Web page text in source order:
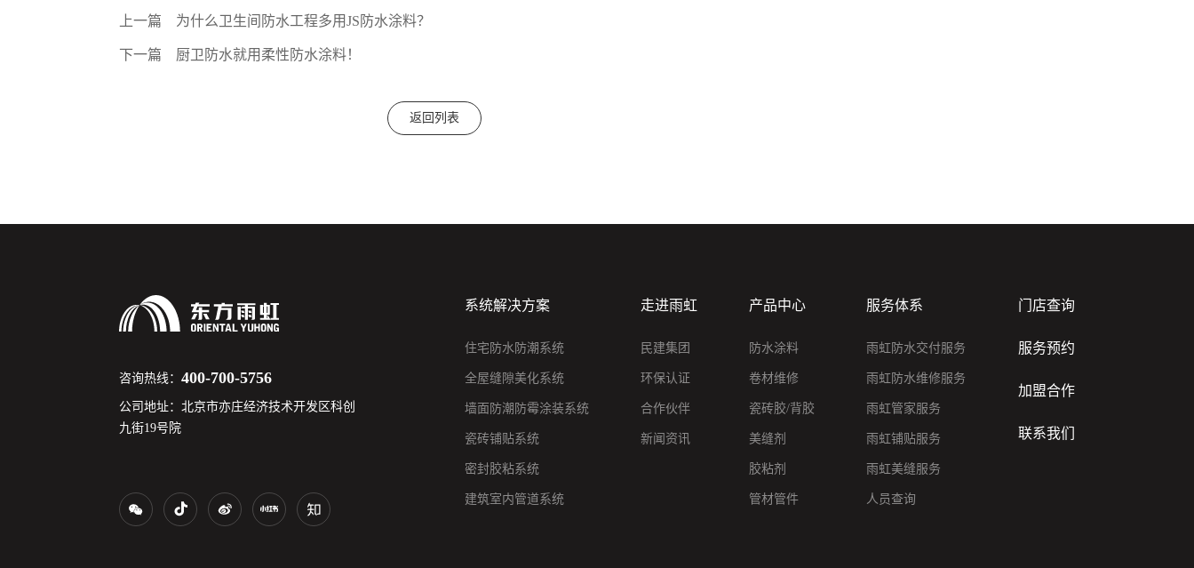
上一篇 为什么卫生间防水工程多用JS防水涂料？
下一篇 厨卫防水就用柔性防水涂料！
返回列表
咨询热线：400-700-5756
公司地址：北京市亦庄经济技术开发区科创
九街19号院
系统解决方案
住宅防水防潮系统
全屋缝隙美化系统
墙面防潮防霉涂装系统
瓷砖铺贴系统
密封胶粘系统
建筑室内管道系统
走进雨虹
民建集团
环保认证
合作伙伴
新闻资讯
产品中心
防水涂料
卷材维修
瓷砖胶/背胶
美缝剂
胶粘剂
管材管件
服务体系
雨虹防水交付服务
雨虹防水维修服务
雨虹管家服务
雨虹铺贴服务
雨虹美缝服务
人员查询
门店查询
服务预约
加盟合作
联系我们